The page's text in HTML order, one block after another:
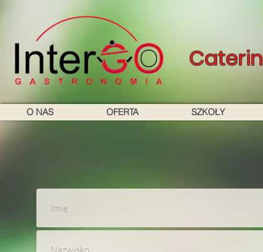
O NAS OFERTA SZKOŁY
Napisz do nas...